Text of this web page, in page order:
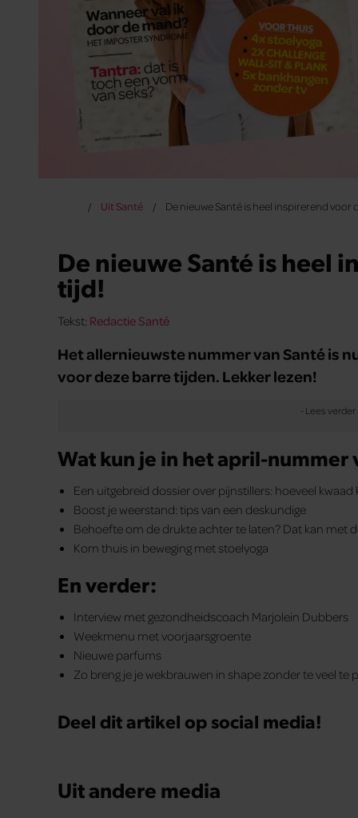
Uit Santé De nieuwe Santé is heel inspirerend voor
De nieuwe Santé is heel
tijd!
Tekst: Redactie Santé
Het allernieuwste nummer van Santé is
voor deze barre tijden. Lekker lezen!
Wat kun je in het april-
Een uitgebreid dossier over pijnstillers: hoeveel
Boost je weerstand: tips van een deskundige
Behoefte om de drukte achter te laten? Dat kan met
Kom thuis in beweging met stoelyoga
En verder:
Interview met gezondheidscoach Marjolein Dubbers
Weekmenu met voorjaarsgroente
Nieuwe parfums
Zo breng je je wekbrauwen in shape zonder te veel te
Deel dit artikel op social media!
Uit andere media